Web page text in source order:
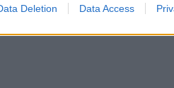
Deletion Data Access